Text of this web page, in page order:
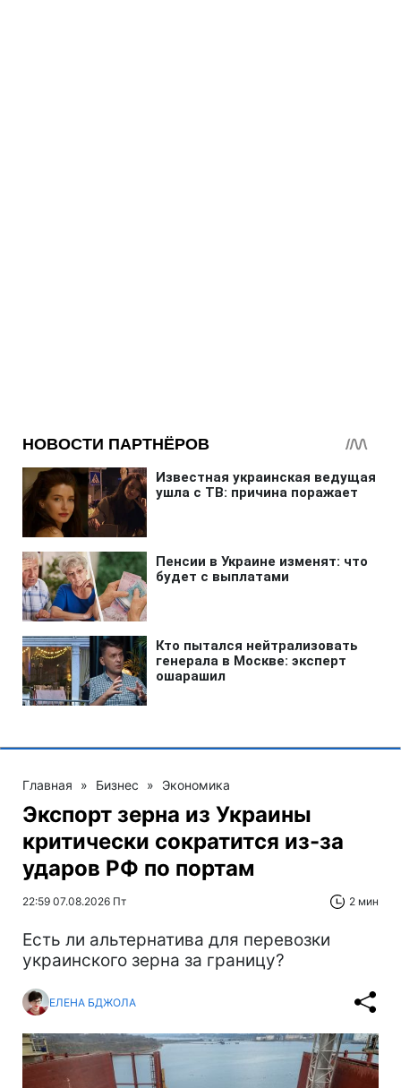
Главная » Бизнес » Экономика
Экспорт зерна из Украины
критически сократится из-за
ударов РФ по портам
22:59 07.08.2026 Пт 2 мин
Есть ли альтернатива для перевозки
украинского зерна за границу?
ЕЛЕНА БДЖОЛА